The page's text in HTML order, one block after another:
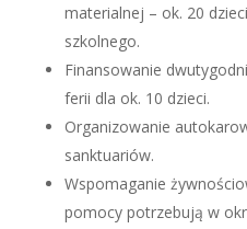
materialnej – ok. 20
szkolnego.
Finansowanie
ferii dla ok. 10 dzieci.
Organizowanie
sanktuariów.
Wspomaganie
pomocy potrzebują w